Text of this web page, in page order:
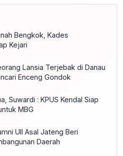
Bengkok, Kades
Kejari
Lansia Terjebak di Danau
Enceng Gondok
Suwardi : KPUS Kendal Siap
MBG
UII Asal Jateng Beri
Daerah